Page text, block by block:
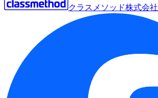
クラスメソッド株式会社